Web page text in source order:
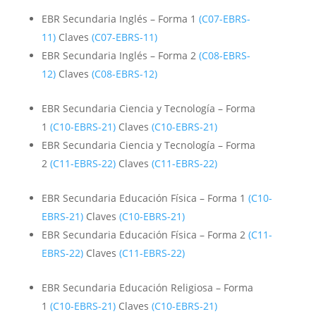
EBR Secundaria Inglés – Forma 1 (C07-EBRS-
11)Claves (C07-EBRS-11)
EBR Secundaria Inglés – Forma 2 (C08-EBRS-
12)Claves (C08-EBRS-12)
EBR Secundaria Ciencia y Tecnología – Forma
1 (C10-EBRS-21)Claves (C10-EBRS-21)
EBR Secundaria Ciencia y Tecnología – Forma
2 (C11-EBRS-22)Claves (C11-EBRS-22)
EBR Secundaria Educación Física – Forma 1 (C10-
EBRS-21)Claves (C10-EBRS-21)
EBR Secundaria Educación Física – Forma 2 (C11-
EBRS-22)Claves (C11-EBRS-22)
EBR Secundaria Educación Religiosa – Forma
1 (C10-EBRS-21)Claves (C10-EBRS-21)